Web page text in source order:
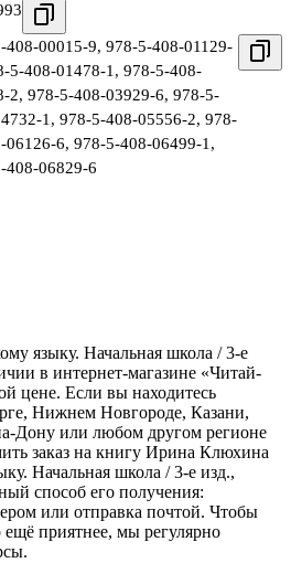
408-00015-9, 978-5-408-01129-
5-408-01478-1, 978-5-408-
2, 978-5-408-03929-6, 978-5-
1, 978-5-408-05556-2, 978-
06126-6, 978-5-408-06499-1,
408-06829-6
языку. Начальная школа / 3-е
в интернет-магазине «Читай-
цене. Если вы находитесь
Нижнем Новгороде, Казани,
Дону или любом другом регионе
заказ на книгу Ирина Клюхина
Начальная школа / 3-е изд.,
способ его получения:
или отправка почтой. Чтобы
приятнее, мы регулярно